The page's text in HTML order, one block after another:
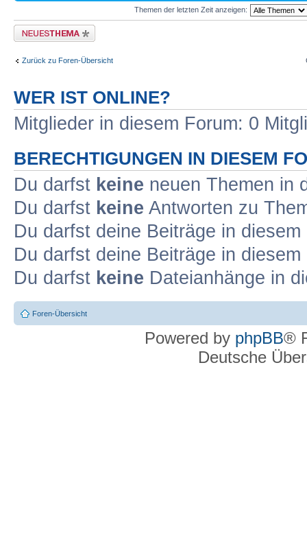
Themen der letzten Zeit anzeigen:
Neues Thema erstellen
Zurück zu Foren-Übersicht
WER IST ONLINE?
Mitglieder in diesem Forum: 0
BERECHTIGUNGEN IN DIESEM
Du darfst keine neuen Themen in
Du darfst keine Antworten zu
Du darfst deine Beiträge in
Du darfst deine Beiträge in
Du darfst keine Dateianhänge in
Foren-Übersicht
Powered by phpBB®
Deutsche